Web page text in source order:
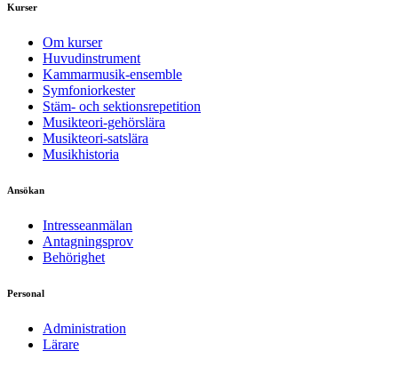
Kurser
Om kurser
Huvudinstrument
Kammarmusik-ensemble
Symfoniorkester
Stäm- och sektionsrepetition
Musikteori-gehörslära
Musikteori-satslära
Musikhistoria
Ansökan
Intresseanmälan
Antagningsprov
Behörighet
Personal
Administration
Lärare